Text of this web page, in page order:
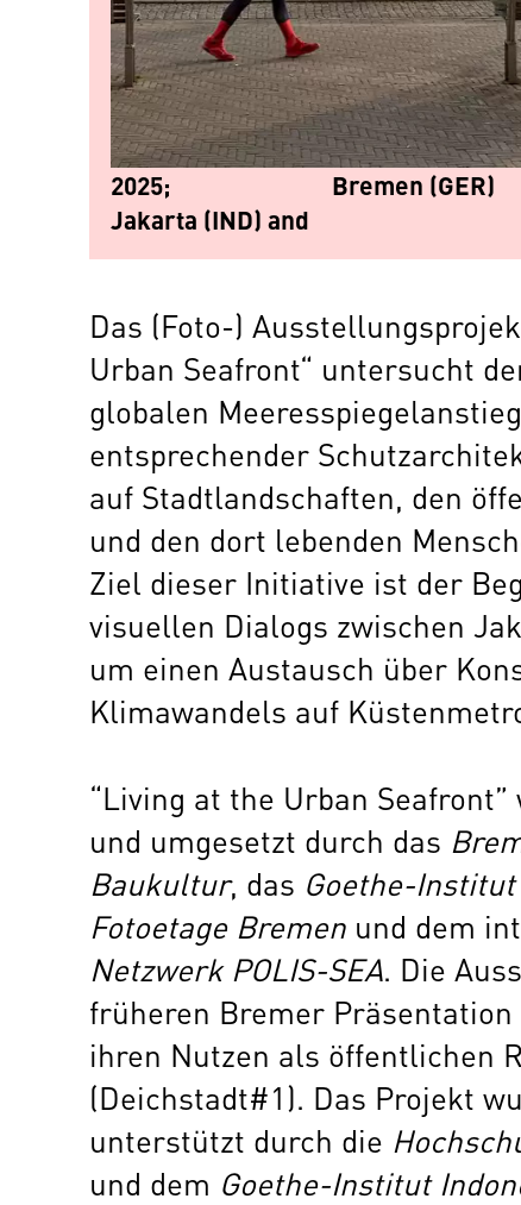
2025;
Jakarta (IND) and
Bremen (GER)
Das (Foto-)
Urban Seafront“ untersucht
globalen
entsprechender
auf Stadtlandschaften, den
und den dort lebenden
Ziel dieser Initiative ist der
visuellen Dialogs zwischen
um einen Austausch über
Klimawandels auf
“Living at the Urban
und umgesetzt durch das
Baukultur, das Goethe-
Fotoetage Bremenund dem
Netzwerk POLIS-SEA. Die
früheren Bremer Präsentation
ihren Nutzen als öffentlichen
(Deichstadt#1). Das Projekt
unterstützt durch die
und dem Goethe-Institut